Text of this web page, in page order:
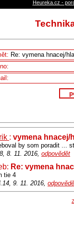
Heureka.cz -
: vymena hnacej/
by som poradit ...
8. 11. 2016, odpovědět
Re: vymena
tie 4
9. 11. 2016,